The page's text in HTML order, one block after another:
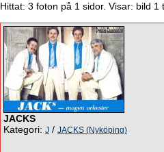
Hittat: 3 foton på 1 sidor. Visar: bild 1
JACKS
Kategori: J / JACKS (Nyköping)